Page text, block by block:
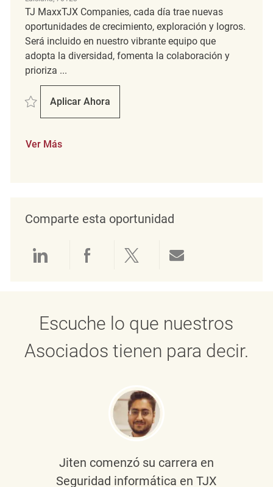
TJ MaxxTJX Companies, cada día trae nuevas
oportunidades de crecimiento, exploración y logros.
Será incluido en nuestro vibrante equipo que
adopta la diversidad, fomenta la colaboración y
prioriza ...
Salvar Backroom Coordinator REQ131493
Aplicar Ahora
Backroom Coordinator
Ver Más
Comparte esta oportunidad
Compartir a través de LinkedIn
Compartir a través de
Compartir a través
Escuche lo que nuestros
Asociados tienen para decir.
Jiten comenzó su carrera en
Seguridad informática en TJX